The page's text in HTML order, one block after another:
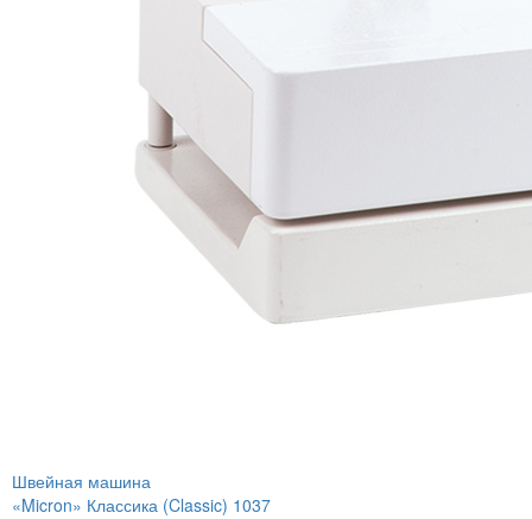
Швейная машина
«Micron» Классика (Classic) 1037